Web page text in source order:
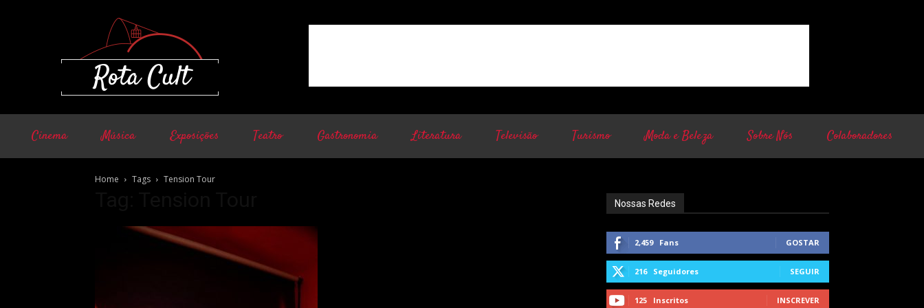
Cinema Música Exposições Teatro Gastronomia Literatura Televisão Turismo Moda e Beleza Sobre Nós Colaboradores
Home Tags Tension Tour
Nossas Redes
2,459 Fans GOSTAR
216 Seguidores SEGUIR
125 Inscritos INSCREVER